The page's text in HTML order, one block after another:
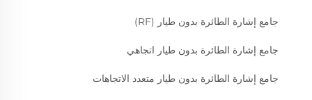
جامع إشارة الطائرة بدون طيار (RF)
جامع إشارة الطائرة بدون طيار اتجاهي
جامع إشارة الطائرة بدون طيار متعدد الاتجاهات